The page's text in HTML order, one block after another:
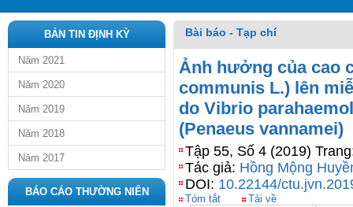
BẢN TIN ĐỊNH KỲ
Năm 2021
Năm 2020
Năm 2019
Năm 2018
Năm 2017
BÁO CÁO THƯỜNG NIÊN
Bài báo - Tạp chí
Ảnh hưởng của cao
communis L.) lên
do Vibrio
(Penaeus vannamei)
Tập 55, Số 4 (2019)
Tác giả: Hồng Mộng
DOI: 10.22144/
Tóm tắt
Tải về